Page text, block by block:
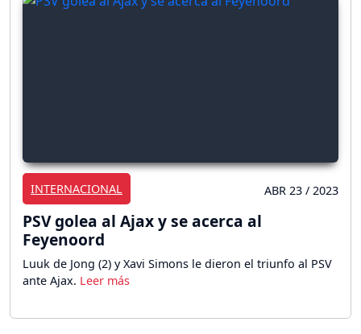
INTERNACIONAL ABR 23 / 2023
PSV golea al Ajax y se acerca al
Feyenoord
Luuk de Jong (2) y Xavi Simons le dieron el triunfo al PSV
ante Ajax.